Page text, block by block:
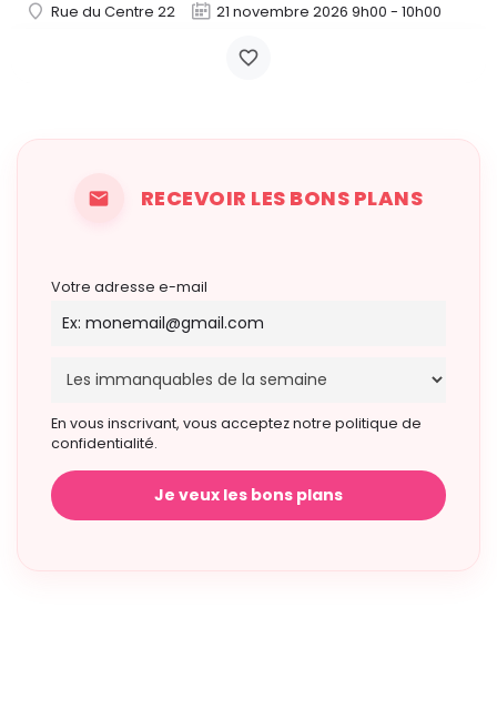
Rue du Centre 22 21 novembre 2026 9h00 - 10h00
RECEVOIR LES BONS PLANS
Votre adresse e-mail
En vous inscrivant, vous acceptez notre politique de
confidentialité.